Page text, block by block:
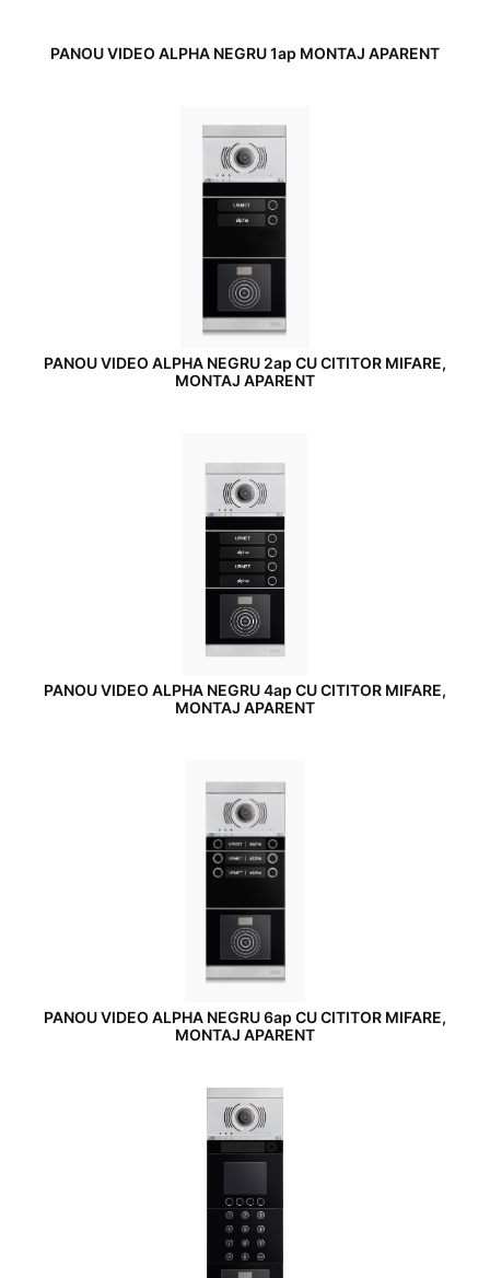
PANOU VIDEO ALPHA NEGRU 1ap MONTAJ APARENT
PANOU VIDEO ALPHA NEGRU 2ap CU CITITOR MIFARE,
MONTAJ APARENT
PANOU VIDEO ALPHA NEGRU 4ap CU CITITOR MIFARE,
MONTAJ APARENT
PANOU VIDEO ALPHA NEGRU 6ap CU CITITOR MIFARE,
MONTAJ APARENT